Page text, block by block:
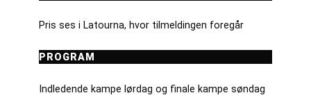
Pris ses i Latourna, hvor tilmeldingen foregår
PROGRAM
Indledende kampe lørdag og finale kampe søndag